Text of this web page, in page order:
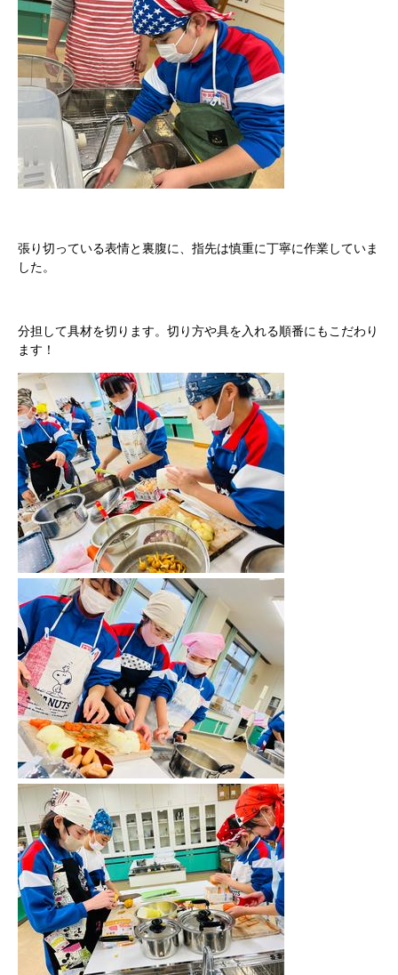
張り切っている表情と裏腹に、指先は慎重に丁寧に作業していま
した。
分担して具材を切ります。切り方や具を入れる順番にもこだわり
ます！